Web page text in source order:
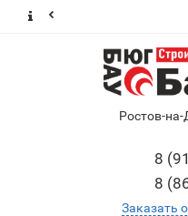
Ростов-
8
8
Заказать